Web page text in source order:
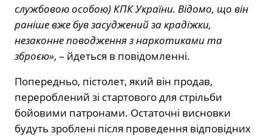
службовою особою) КПК України. Відомо, що він
раніше вже був засуджений за крадіжки,
незаконне поводження з наркотиками та
зброєю», – йдеться в повідомленні.
Попередньо, пістолет, який він продав,
перероблений зі стартового для стрільби
бойовими патронами. Остаточні висновки
будуть зроблені після проведення відповідних